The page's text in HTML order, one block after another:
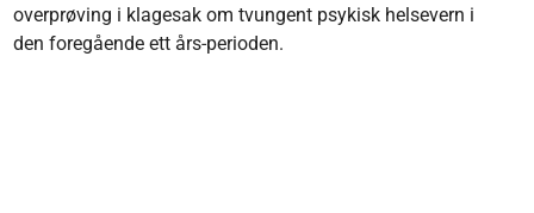
overprøving i klagesak om tvungent psykisk helsevern i
den foregående ett års-perioden.